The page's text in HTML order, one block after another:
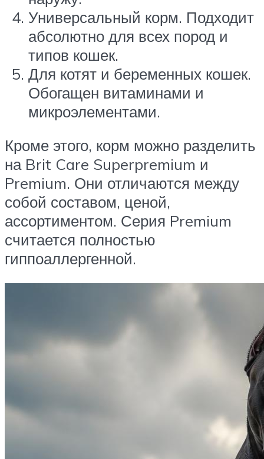
Универсальный корм. Подходит
абсолютно для всех пород и
типов кошек.
Для котят и беременных кошек.
Обогащен витаминами и
микроэлементами.
Кроме этого, корм можно разделить
на Brit Care Superpremium и
Premium. Они отличаются между
собой составом, ценой,
ассортиментом. Серия Premium
считается полностью
гиппоаллергенной.